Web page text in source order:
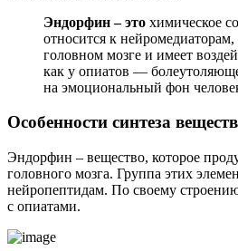
Эндорфин – это химическое
относится к нейромедиаторам,
головном мозге и имеет
как у опиатов —
на эмоциональный фон
Особенности синтеза
Эндорфин – вещество, которое
головного мозга. Группа этих
нейропептидам. По своему
с опиатами.